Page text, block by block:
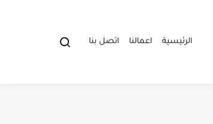
الرئيسية اعمالنا اتصل بنا